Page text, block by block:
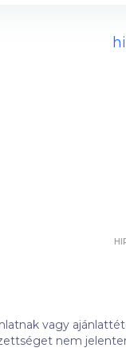
vagy
hogy a kalkulátorban szereplő banki